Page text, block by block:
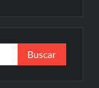
Buscar: